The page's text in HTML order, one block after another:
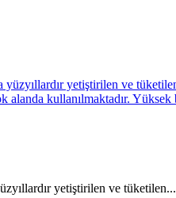
yetiştirilen ve tüketilen...